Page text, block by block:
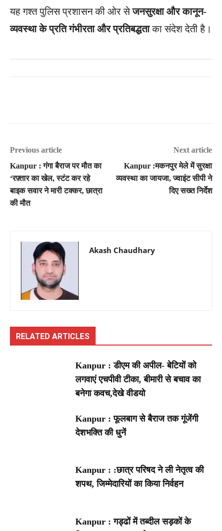
यह गश्त पुलिस प्रशासन की ओर सेजनसुरक्षा और कानून-
व्यवस्था के प्रति गंभीरता और प्रतिबद्धताका संदेश देती है।
Previous article
Kanpur : गंगा बैराज पर मौत का
‘रफ़्तार का खेल, स्टंट कर रहे
बाइक सवार ने मारी टक्कर, छात्रा
की मौत
Next article
Kanpur :मकनपुर मेले में सुरक्षा
व्यवस्था का जायजा, ज्वाइंट सीपी ने
दिए सख्त निर्देश
Akash Chaudhary
RELATED ARTICLES
Kanpur : डीएम की अपील- बेटियों को
लगवाएं एचपीवी टीका, बीमारी से बचाव का
बनेगा कवच,देखे वीडयो
Kanpur : फूलबाग से बैराज तक गूंजेंगी
देशभक्ति की धुनें
Kanpur : :छात्र परिषद ने ली नेतृत्व की
शपथ, जिम्मेदारियों का किया निर्वहन
Kanpur : गड्ढों में तब्दील सड़कों के